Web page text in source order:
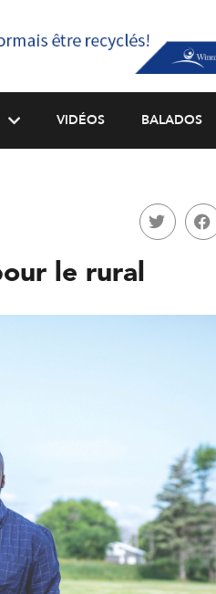
VIDÉOS BALADOS
le rural